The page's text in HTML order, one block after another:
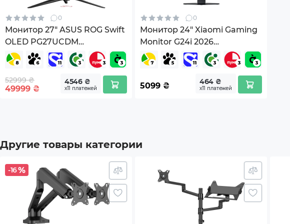
Цвет
Комплектация Подставка
60 мес
Страна-производитель товара
0
Монитор 27" ASUS ROG Swift
OLED PG27UCDM
(90LM0B30-B01971)
52999 ₴
49999 ₴
4546 ₴
х11 платежей
0
Монитор 24" Xiaomi Gaming
Monitor G24i 2026
(ELA6364EU)
5099 ₴ 464 ₴
х11 платежей
Другие товары категории
-16